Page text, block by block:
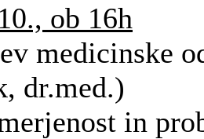
ob 16h
medicinske
dr.med.)
in